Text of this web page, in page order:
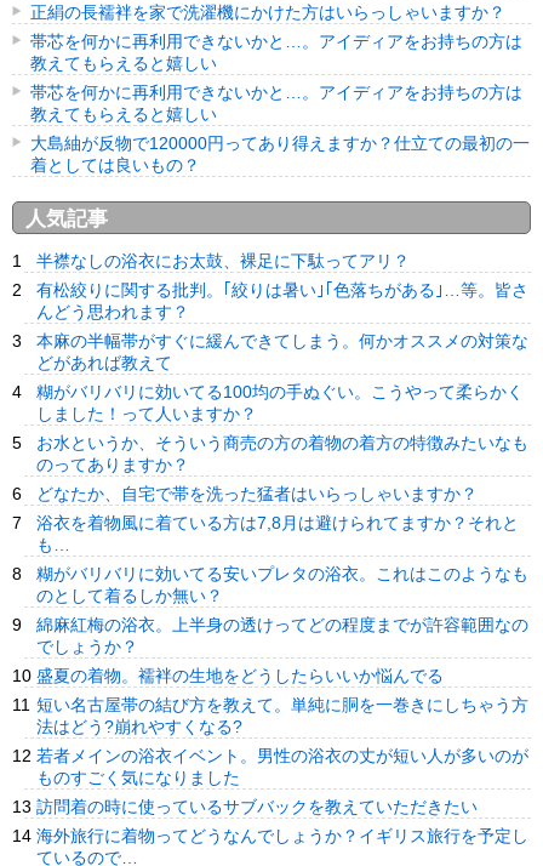
正絹の長襦袢を家で洗濯機にかけた方はいらっしゃいますか？
帯芯を何かに再利用できないかと…。アイディアをお持ちの方は
教えてもらえると嬉しい
帯芯を何かに再利用できないかと…。アイディアをお持ちの方は
教えてもらえると嬉しい
大島紬が反物で120000円ってあり得えますか？仕立ての最初の一
着としては良いもの？
人気記事
半襟なしの浴衣にお太鼓、裸足に下駄ってアリ？
有松絞りに関する批判。｢絞りは暑い｣｢色落ちがある｣…等。皆さ
んどう思われます？
本麻の半幅帯がすぐに緩んできてしまう。何かオススメの対策な
どがあれば教えて
糊がバリバリに効いてる100均の手ぬぐい。こうやって柔らかく
しました！って人いますか？
お水というか、そういう商売の方の着物の着方の特徴みたいなも
のってありますか？
どなたか、自宅で帯を洗った猛者はいらっしゃいますか？
浴衣を着物風に着ている方は7,8月は避けられてますか？それと
も…
糊がバリバリに効いてる安いプレタの浴衣。これはこのようなも
のとして着るしか無い？
綿麻紅梅の浴衣。上半身の透けってどの程度までが許容範囲なの
でしょうか？
盛夏の着物。襦袢の生地をどうしたらいいか悩んでる
短い名古屋帯の結び方を教えて。単純に胴を一巻きにしちゃう方
法はどう?崩れやすくなる?
若者メインの浴衣イベント。男性の浴衣の丈が短い人が多いのが
ものすごく気になりました
訪問着の時に使っているサブバックを教えていただきたい
海外旅行に着物ってどうなんでしょうか？イギリス旅行を予定し
ているので…